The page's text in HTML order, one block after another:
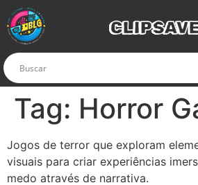
Tag: Horror
Jogos de terror que exploram
visuais para criar experiências
medo através de narrativa.